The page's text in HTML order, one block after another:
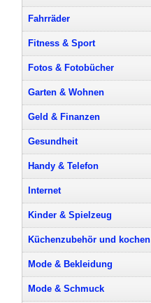
Fahrräder
Fitness & Sport
Fotos & Fotobücher
Garten & Wohnen
Geld & Finanzen
Gesundheit
Handy & Telefon
Internet
Kinder & Spielzeug
Küchenzubehör und kochen
Mode & Bekleidung
Mode & Schmuck